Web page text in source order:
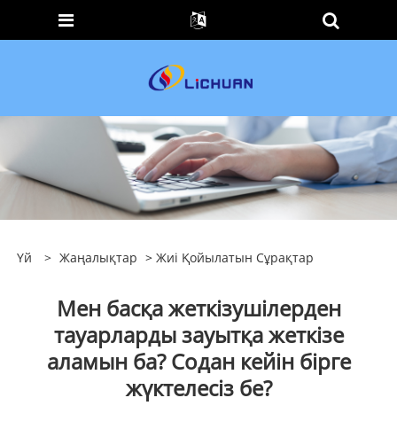
Үй > Жаңалықтар > Жиі Қойылатын Сұрақтар
Мен басқа жеткізушілерден
тауарларды зауытқа жеткізе
аламын ба? Содан кейін бірге
жүктелесіз бе?